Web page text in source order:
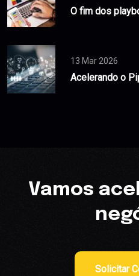
O fim dos
13 Mar 2026
Acelerando o
Vamos
Solicitar